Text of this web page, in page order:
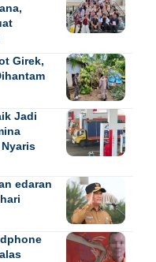
Girek,
Jadi
edaran